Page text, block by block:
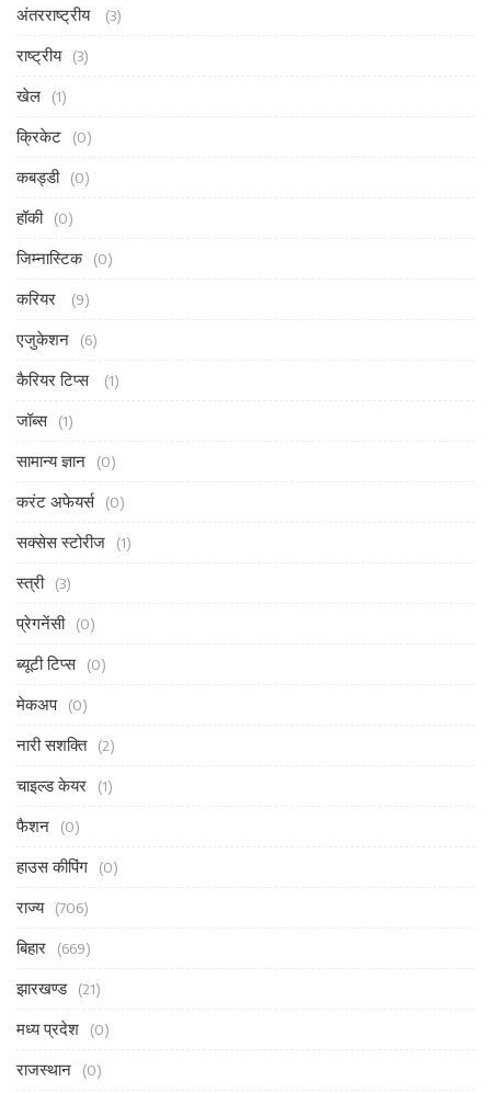
अंतरराष्ट्रीय (3)
राष्ट्रीय (3)
खेल (1)
क्रिकेट (0)
कबड्डी (0)
हॉकी (0)
जिम्नास्टिक (0)
करियर (9)
एजुकेशन (6)
कैरियर टिप्स (1)
जॉब्स (1)
सामान्य ज्ञान (0)
करंट अफेयर्स (0)
सक्सेस स्टोरीज (1)
स्त्री (3)
प्रेगनेंसी (0)
ब्यूटी टिप्स (0)
मेकअप (0)
नारी सशक्ति (2)
चाइल्ड केयर (1)
फैशन (0)
हाउस कीपिंग (0)
राज्य (706)
बिहार (669)
झारखण्ड (21)
मध्य प्रदेश (0)
राजस्थान (0)